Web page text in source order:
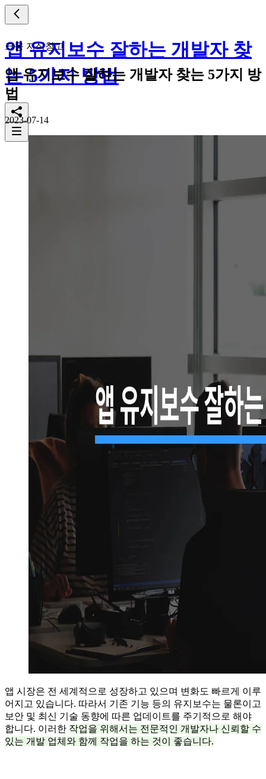
앱 유지보수 잘하는 개발자 찾
는 5가지 방법
크몽 지식창고
앱 유지보수 잘하는 개발자 찾는 5가지 방
법
2023-07-14
앱 시장은 전 세계적으로 성장하고 있으며 변화도 빠르게 이루
어지고 있습니다. 따라서 기존 기능 등의 유지보수는 물론이고
보안 및 최신 기술 동향에 따른 업데이트를 주기적으로 해야
합니다. 이러한 작업을 위해서는 전문적인 개발자나 신뢰할 수
있는 개발 업체와 함께 작업을 하는 것이 좋습니다.